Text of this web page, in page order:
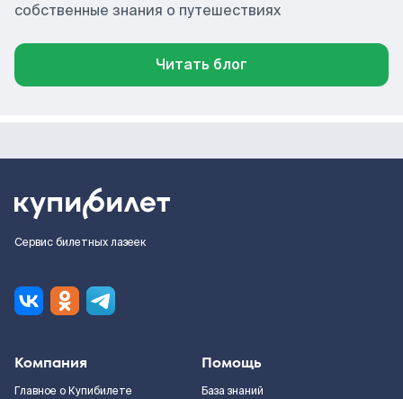
собственные знания о путешествиях
Читать блог
Сервис билетных лазеек
Компания
Главное о Купибилете
Помощь
База знаний